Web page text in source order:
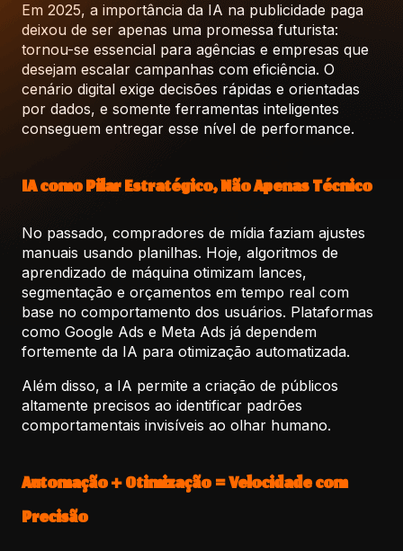
Em 2025, a importância da IA na publicidade paga
deixou de ser apenas uma promessa futurista:
tornou-se essencial para agências e empresas que
desejam escalar campanhas com eficiência. O
cenário digital exige decisões rápidas e orientadas
por dados, e somente ferramentas inteligentes
conseguem entregar esse nível de performance.
IA como Pilar Estratégico, Não Apenas Técnico
No passado, compradores de mídia faziam ajustes
manuais usando planilhas. Hoje, algoritmos de
aprendizado de máquina otimizam lances,
segmentação e orçamentos em tempo real com
base no comportamento dos usuários. Plataformas
como Google Ads e Meta Ads já dependem
fortemente da IA para otimização automatizada.
Além disso, a IA permite a criação de públicos
altamente precisos ao identificar padrões
comportamentais invisíveis ao olhar humano.
Automação + Otimização = Velocidade com
Precisão